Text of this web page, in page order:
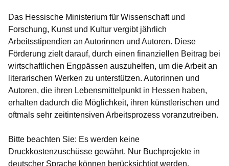
Das Hessische Ministerium für Wissenschaft und
Forschung, Kunst und Kultur vergibt jährlich
Arbeitsstipendien an Autorinnen und Autoren. Diese
Förderung zielt darauf, durch einen finanziellen Beitrag bei
wirtschaftlichen Engpässen auszuhelfen, um die Arbeit an
literarischen Werken zu unterstützen. Autorinnen und
Autoren, die ihren Lebensmittelpunkt in Hessen haben,
erhalten dadurch die Möglichkeit, ihren künstlerischen und
oftmals sehr zeitintensiven Arbeitsprozess voranzutreiben.
Bitte beachten Sie: Es werden keine
Druckkostenzuschüsse gewährt. Nur Buchprojekte in
deutscher Sprache können berücksichtigt werden.